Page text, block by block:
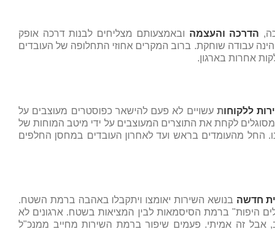
הדרכה והעצמה ובאמצעותם מצליחים לבנות דרכה אופק
הינה עבודה שוחקת. ברוב המקרים אחוזי התחלופה של העובדים
אחרות בארגון.
ללקוחות עשויים לא פעם להישאר כפוסטרים מעוצבים על
לקחת את התוצרים המעוצבים על ידי מיטב המוחות של
החל מהעומדים בראש ועד לאחרון העובדים במחסן החלפים
חדשה בנושא השירות יאומצו ויתקבלו באהבה ברמת השטח.
היפות" ברמת הסיסמאות לבין המציאות בשטח. ארגונים לא
זה אמיתי. פעמים שיפור ברמת השירות מחייב ממנכ"ל